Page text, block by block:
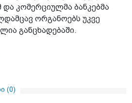
და კომერციულმა ბანკებმა
ორგანოებს უკვე
განცხადებაში.
(0)